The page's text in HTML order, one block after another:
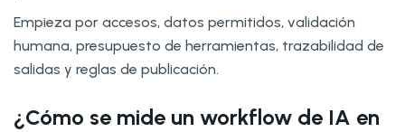
Empieza por accesos, datos permitidos, validación
humana, presupuesto de herramientas, trazabilidad de
salidas y reglas de publicación.
¿Cómo se mide un workflow de IA en